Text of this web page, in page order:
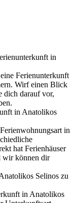
in
Ferienunterkunft
Wirf einen Blick
dich darauf vor,
in Anatolikos
in
hat Ferienhäuser
wir können dir
Selinos zu
in Anatolikos